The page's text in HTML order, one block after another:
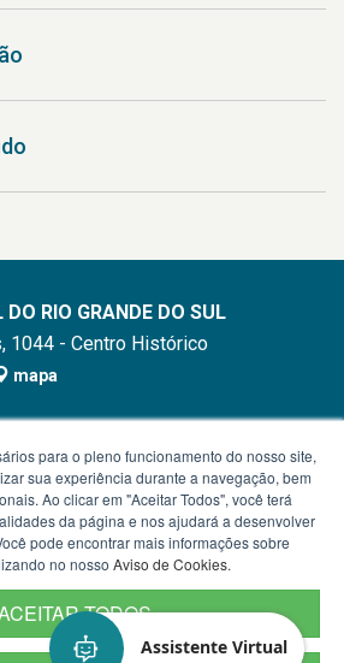
RIO GRANDE DO SUL
1044 - Centro Histórico
mapa
Assistente Virtual
para o pleno funcionamento do nosso site,
sua experiência durante a navegação, bem
Ao clicar em "Aceitar Todos", você terá
da página e nos ajudará a desenvolver
pode encontrar mais informações sobre
no nosso Aviso de Cookies.
TODOS